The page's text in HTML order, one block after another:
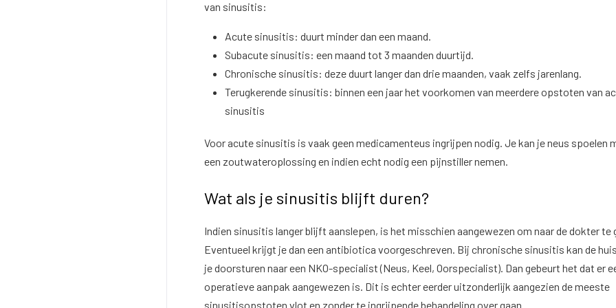
van sinusitis:
Acute sinusitis: duurt minder dan een maand.
Subacute sinusitis: een maand tot 3 maanden duurtijd.
Chronische sinusitis: deze duurt langer dan drie maanden, vaak zelfs jarenlang.
Terugkerende sinusitis: binnen een jaar het voorkomen van meerdere opstoten van
sinusitis
Voor acute sinusitis is vaak geen medicamenteus ingrijpen nodig. Je kan je neus spoelen
een zoutwateroplossing en indien echt nodig een pijnstiller nemen.
Wat als je sinusitis blijft duren?
Indien sinusitis langer blijft aanslepen, is het misschien aangewezen om naar de dokter te
Eventueel krijgt je dan een antibiotica voorgeschreven. Bij chronische sinusitis kan de
je doorsturen naar een NKO-specialist (Neus, Keel, Oorspecialist). Dan gebeurt het dat er
operatieve aanpak aangewezen is. Dit is echter eerder uitzonderlijk aangezien de meeste
sinusitisopstoten vlot en zonder te ingrijpende behandeling over gaan.